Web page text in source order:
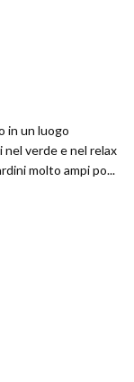
in un luogo
verde e nel relax
molto ampi po...